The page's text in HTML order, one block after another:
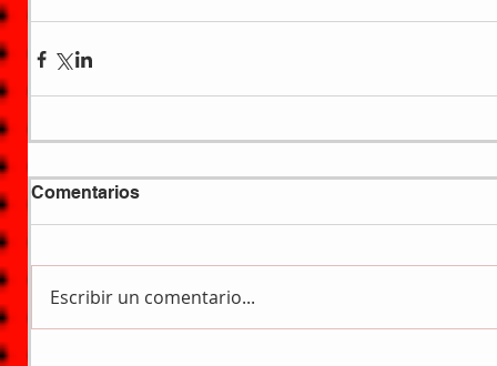
Comentarios
Escribir un comentario...